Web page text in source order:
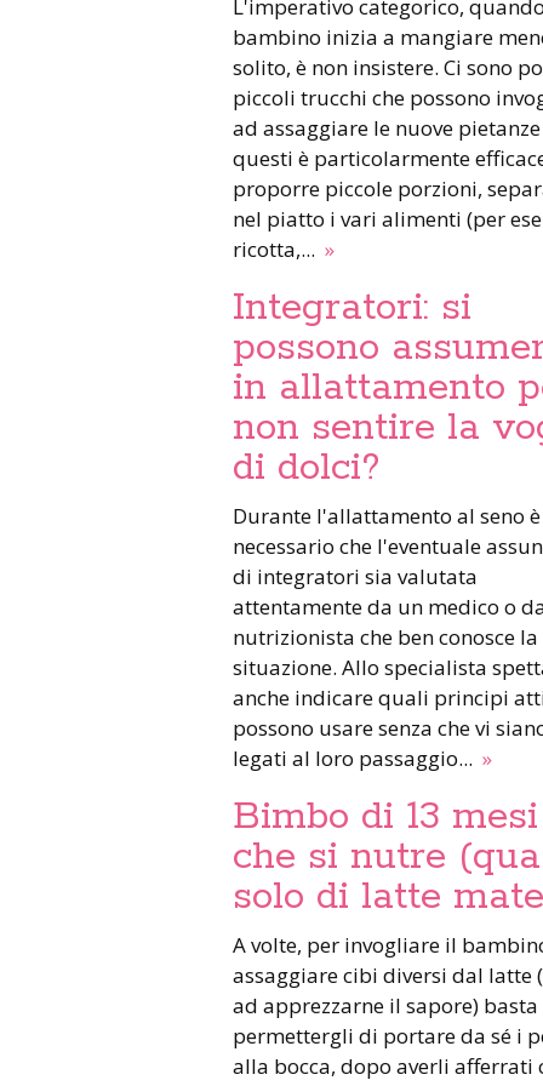
L'imperativo categorico,
bambino inizia a mangiare
solito, è non insistere. Ci sono
piccoli trucchi che possono
ad assaggiare le nuove
questi è particolarmente
proporre piccole porzioni,
nel piatto i vari alimenti (per
ricotta,... »
Integratori: si
possono
in allattamento
non sentire la
di dolci?
Durante l'allattamento al seno è
necessario che l'eventuale
di integratori sia valutata
attentamente da un medico o
nutrizionista che ben conosce la
situazione. Allo specialista
anche indicare quali principi
possono usare senza che vi
legati al loro passaggio... »
Bimbo di 13 mesi
che si nutre
solo di latte
A volte, per invogliare il
assaggiare cibi diversi dal latte
ad apprezzarne il sapore) basta
permettergli di portare da sé i
alla bocca, dopo averli afferrati